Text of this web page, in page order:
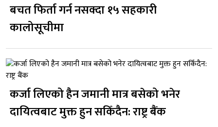
बचत फिर्ता गर्न नसक्दा १५ सहकारी
कालोसूचीमा
कर्जा लिएको हैन जमानी मात्र बसेको भनेर
दायित्वबाट मुक्त हुन सकिँदैन: राष्ट्र बैंक